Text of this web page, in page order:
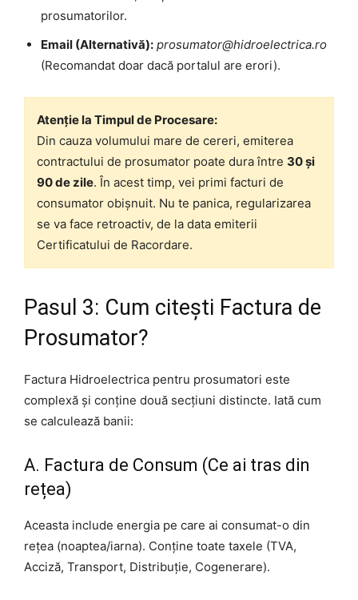
prosumatorilor.
Email (Alternativă): prosumator@hidroelectrica.ro
(Recomandat doar dacă portalul are erori).
Atenție la Timpul de Procesare:
Din cauza volumului mare de cereri, emiterea
contractului de prosumator poate dura între 30 și
90 de zile. În acest timp, vei primi facturi de
consumator obișnuit. Nu te panica, regularizarea
se va face retroactiv, de la data emiterii
Certificatului de Racordare.
Pasul 3: Cum citești Factura de
Prosumator?
Factura Hidroelectrica pentru prosumatori este
complexă și conține două secțiuni distincte. Iată cum
se calculează banii:
A. Factura de Consum (Ce ai tras din
rețea)
Aceasta include energia pe care ai consumat-o din
rețea (noaptea/iarna). Conține toate taxele (TVA,
Acciză, Transport, Distribuție, Cogenerare).